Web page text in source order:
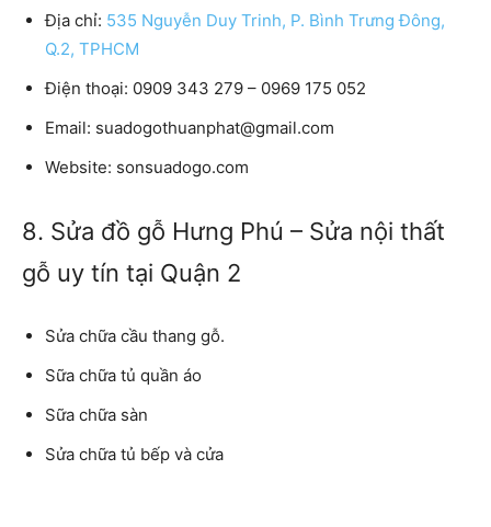
Địa chỉ: 535 Nguyễn Duy Trinh, P. Bình Trưng Đông,
Q.2, TPHCM
Điện thoại: 0909 343 279 – 0969 175 052
Email: suadogothuanphat@gmail.com
Website: sonsuadogo.com
8. Sửa đồ gỗ Hưng Phú – Sửa nội thất
gỗ uy tín tại Quận 2
Sửa chữa cầu thang gỗ.
Sữa chữa tủ quần áo
Sữa chữa sàn
Sửa chữa tủ bếp và cửa